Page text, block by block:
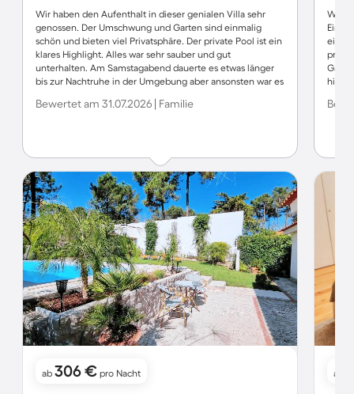
Wir haben den Aufenthalt in dieser genialen Villa sehr
genossen. Der Umschwung und Garten sind einmalig
schön und bieten viel Privatsphäre. Der private Pool ist ein
klares Highlight. Alles war sehr sauber und gut
unterhalten. Am Samstagabend dauerte es etwas länger
bis zur Nachtruhe in der Umgebung aber ansonsten war es
die Besitzer diese schöne Villa für Feriengäste zur
Bewertet am 31.07.2026 | Familie
ab 306 € pro Nacht
Wir
ab